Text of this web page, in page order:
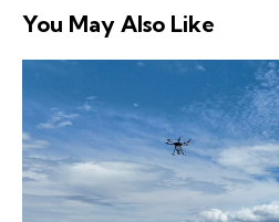
You May Also Like